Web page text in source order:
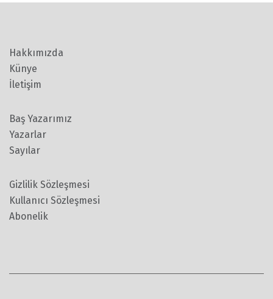
Hakkımızda
Künye
İletişim
Baş Yazarımız
Yazarlar
Sayılar
Gizlilik Sözleşmesi
Kullanıcı Sözleşmesi
Abonelik